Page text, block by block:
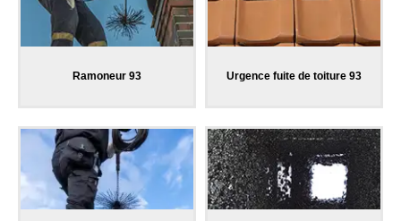
Ramoneur 93 Urgence fuite de toiture 93